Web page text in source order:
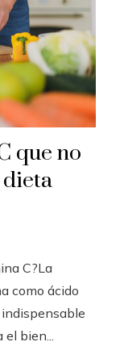
que no
C?La
como ácido
bien...